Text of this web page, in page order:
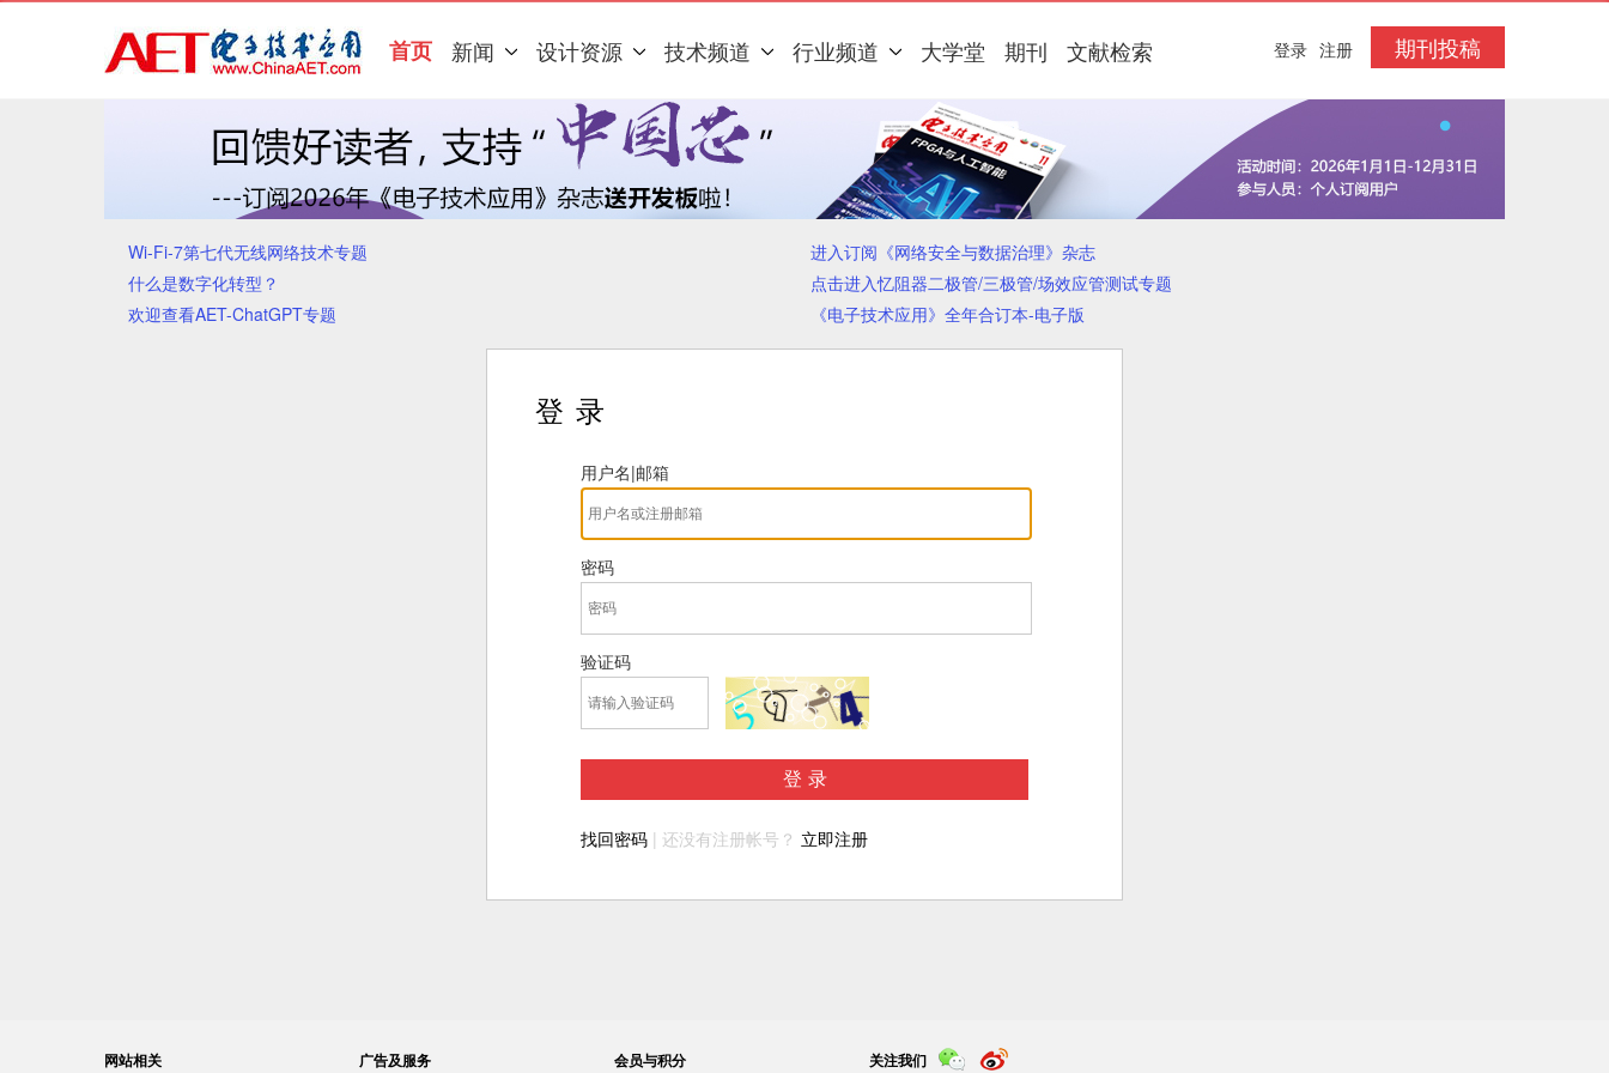
首页 新闻 设计资源 技术频道 行业频道 大学堂 期刊 文献检索 期刊投稿
登录 注册
Wi-Fi-7第七代无线网络技术专题
进入订阅《网络安全与数据治理》杂志
什么是数字化转型？
点击进入忆阻器二极管/三极管/场效应管测试专题
欢迎查看AET-ChatGPT专题
《电子技术应用》全年合订本-电子版
登录
用户名|邮箱
密码
验证码
登录
找回密码 | 还没有注册帐号？ 立即注册
网站相关 广告及服务 会员与积分 关注我们